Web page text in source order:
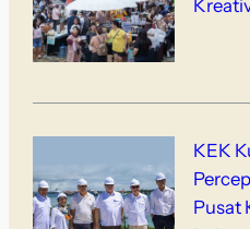
KEK
Pusat